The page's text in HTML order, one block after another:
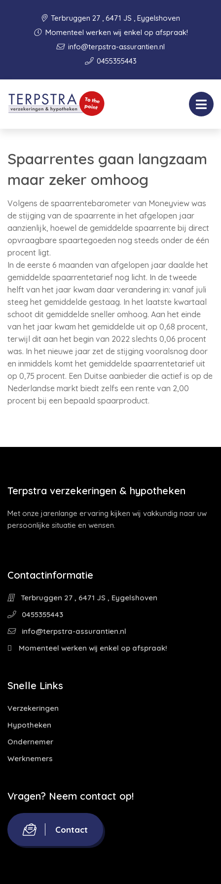
Terbruggen 27 , 6471 JS , Eygelshoven
Momenteel werken wij enkel op afspraak!
info@terpstra-assurantien.nl
0455355443
Spaarrentes gaan langzaam
maar zeker omhoog
Volgens de spaarrentebarometer van Moneyview was
de stijging van de spaarrente in het afgelopen jaar
aanzienlijk, hoewel de gemiddelde spaarrente bij direct
opvraagbare spaartegoeden nog steeds onder de één
procent ligt.
In de eerste 6 maanden van afgelopen jaar daalde het
gemiddelde spaarrentetarief nog licht. In de tweede
helft van het jaar kwam daar verandering in: vanaf juli
steeg het gemiddelde gestaag. In het laatste kwartaal
schoot dit gemiddelde sneller omhoog. Aan het einde
van het jaar kwam het gemiddelde uit op 0,68 procent,
terwijl dit aan het begin van 2022 slechts 0,06 procent
was. In het nieuwe jaar zet de stijging vooralsnog door
en inmiddels komt het gemiddelde spaarrentetarief uit
op 0,75 procent. Een Duitse aanbieder die actief is op de
Nederlandse markt biedt zelfs een rente van 2,00
procent bij een bepaald spaarproduct.
Terpstra verzekeringen & hypotheken
Met onze jarenlange ervaring kijken wij vakkundig naar uw
persoonlijke situatie en wensen.
Contactinformatie
Terbruggen 27 , 6471 JS , Eygelshoven
0455355443
info@terpstra-assurantien.nl
Momenteel werken wij enkel op afspraak!
Snelle Links
Verzekeringen
Hypotheken
Ondernemer
Werknemers
Vragen? Neem contact op!
Contact